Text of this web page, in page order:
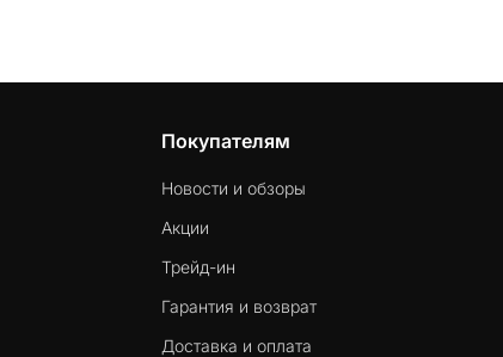
Покупателям
Новости и обзоры
Акции
Трейд-ин
Гарантия и возврат
Доставка и оплата